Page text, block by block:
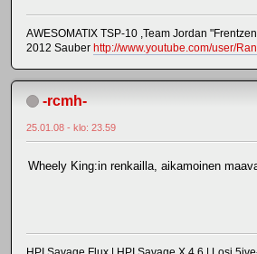
AWESOMATIX TSP-10 ,Team Jordan
2012 Sauber http://www.youtube.com/user/
-rcmh-
25.01.08 - klo: 23.59
Wheely King:in renkailla, aikamoinen